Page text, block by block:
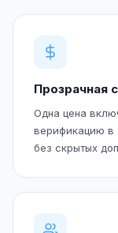
Прозрачная
Одна цена
верификацию в
без скрытых